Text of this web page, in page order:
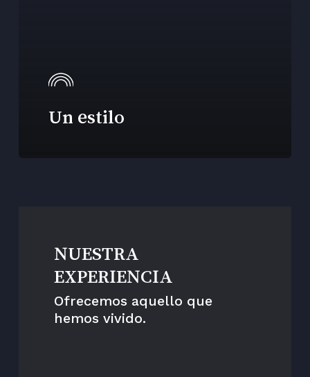
Un estilo
NUESTRA
EXPERIENCIA
Ofrecemos aquello que
hemos vivido.